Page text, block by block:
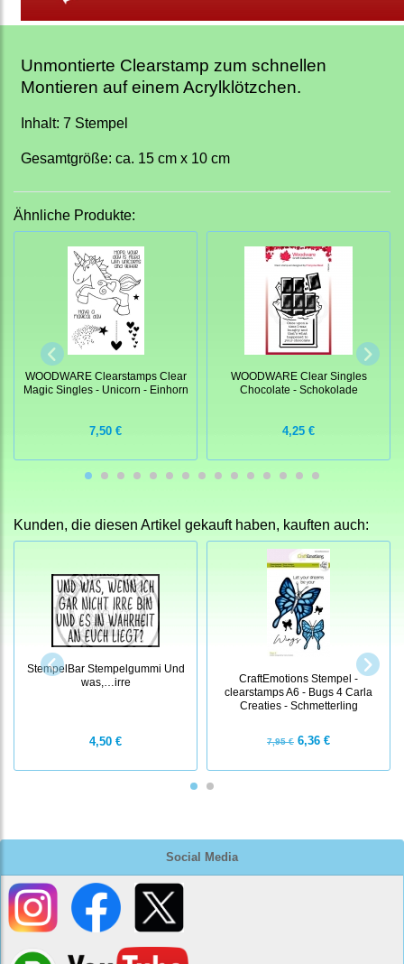
Social Media
Unmontierte Clearstamp zum schnellen
Montieren auf einem Acrylklötzchen.
Inhalt: 7 Stempel
Gesamtgröße: ca. 15 cm x 10 cm
Ähnliche Produkte:
WOODWARE Clearstamps Clear
Magic Singles - Unicorn - Einhorn
7,50 €
WOODWARE Clear Singles
Chocolate - Schokolade
4,25 €
Kunden, die diesen Artikel gekauft haben, kauften auch:
StempelBar Stempelgummi Und
was,…irre
4,50 €
CraftEmotions Stempel -
clearstamps A6 - Bugs 4 Carla
Creaties - Schmetterling
7,95 € 6,36 €